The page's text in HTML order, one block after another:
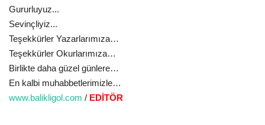
Gururluyuz...
Sevinçliyiz...
Teşekkürler Yazarlarımıza…
Teşekkürler Okurlarımıza…
Birlikte daha güzel günlere…
En kalbi muhabbetlerimizle…
www.balikligol.com / EDİTÖR